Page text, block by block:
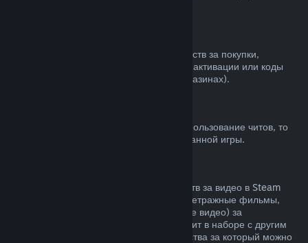
Valve не может предложить возврат средств за покупки,
сделанные вне Steam (например, ключи активации или коды
кошелька Steam, купленные в других магазинах).
Если вы получили блокировку VAC за использование читов, то
вы теряете право на возврат заблокированной игры.
Мы не можем предложить возврат средств за видео в Steam
(например, полнометражные и короткометражные фильмы,
сериалы, их эпизоды, а также обучающие видео) за
исключением случаев, когда видео состоит в наборе с другим
контентом, не являющимся видео, средства за который можно